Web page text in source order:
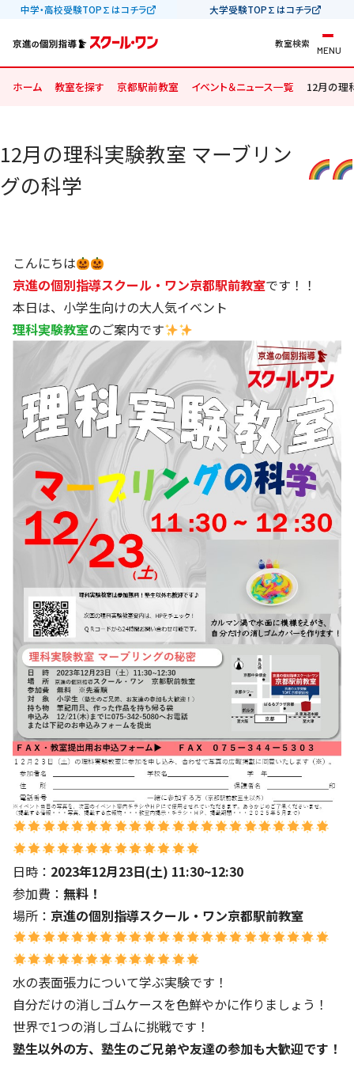
中学・高校受験TOP∑はコチラ 大学受験TOP∑はコチラ
教室検索
MENU
ホーム 教室を探す 京都駅前教室 イベント＆ニュース一覧 12月の理
12月の理科実験教室 マーブリン
グの科学
こんにちは
京進の個別指導スクール・ワン京都駅前教室です！！
本日は、小学生向けの大人気イベント
理科実験教室のご案内です
日時： 2023年12月23日(土) 11:30~12:30
参加費： 無料 ！
場所： 京進の個別指導スクール・ワン京都駅前教室
水の表面張力について学ぶ実験です！
自分だけの消しゴムケースを色鮮やかに作りましょう！
世界で1つの消しゴムに挑戦です！
塾生以外の方、塾生のご兄弟や友達の参加も大歓迎です！